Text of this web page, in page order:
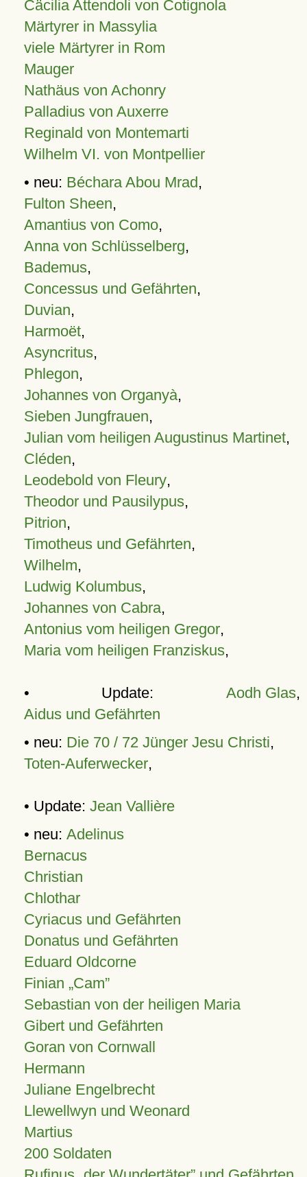
Cäcilia Attendoli von Cotignola
Märtyrer in Massylia
viele Märtyrer in Rom
Mauger
Nathäus von Achonry
Palladius von Auxerre
Reginald von Montemarti
Wilhelm VI. von Montpellier
• neu: Béchara Abou Mrad,
Fulton Sheen,
Amantius von Como,
Anna von Schlüsselberg,
Bademus,
Concessus und Gefährten,
Duvian,
Harmoët,
Asyncritus,
Phlegon,
Johannes von Organyà,
Sieben Jungfrauen,
Julian vom heiligen Augustinus Martinet,
Cléden,
Leodebold von Fleury,
Theodor und Pausilypus,
Pitrion,
Timotheus und Gefährten,
Wilhelm,
Ludwig Kolumbus,
Johannes von Cabra,
Antonius vom heiligen Gregor,
Maria vom heiligen Franziskus,
• Update: Aodh Glas,
Aidus und Gefährten
• neu: Die 70 / 72 Jünger Jesu Christi,
Toten-Auferwecker,
• Update: Jean Vallière
• neu: Adelinus
Bernacus
Christian
Chlothar
Cyriacus und Gefährten
Donatus und Gefährten
Eduard Oldcorne
Finian Cam
Sebastian von der heiligen Maria
Gibert und Gefährten
Goran von Cornwall
Hermann
Juliane Engelbrecht
Llewellwyn und Weonard
Martius
200 Soldaten